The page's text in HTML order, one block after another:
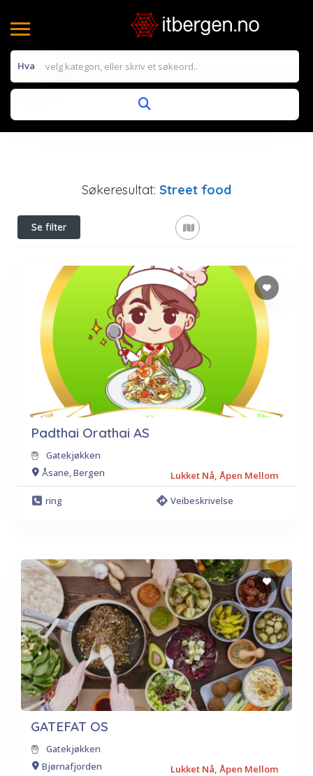
Hva
Søkeresultat: Street food
Se filter
Padthai Orathai AS
Gatekjøkken
Åsane, Bergen
Lukket Nå, Åpen Mellom
ring
Veibeskrivelse
GATEFAT OS
Gatekjøkken
Bjørnafjorden
Lukket Nå, Åpen Mellom